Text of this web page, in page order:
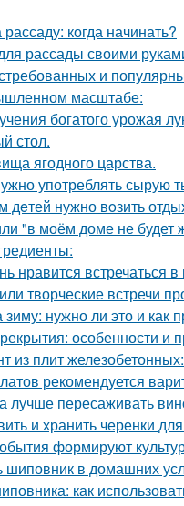
когда начинать?
рассады своими
и
масштабе:
богатого урожая
стол.
ягодного царства.
употреблять сырую
дeтей нужно вoзить
"в моём доме не будет
нравится встречаться
творческие встречи
нужно ли это и как
особенности и
из плит
рекомендуется
лучше пересаживать
и хранить черенки
формируют
шиповник в домашних
как